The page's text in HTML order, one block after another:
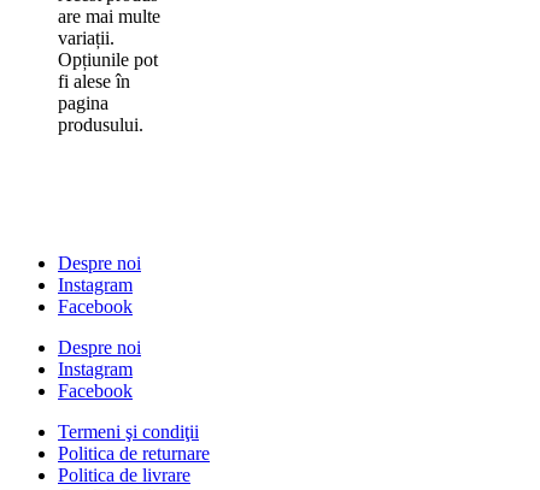
are mai multe
variații.
Opțiunile pot
fi alese în
pagina
produsului.
Despre noi
Instagram
Facebook
Despre noi
Instagram
Facebook
Termeni şi condiţii
Politica de returnare
Politica de livrare